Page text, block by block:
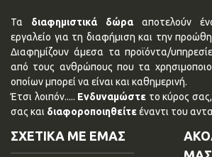
Τα διαφημιστικά δώρα αποτελούν
εργαλείο για τη διαφήμιση και την
Διαφημίζουν άμεσα τα προϊόντα/
από τους ανθρώπους που τα
οποίων μπορεί να είναι και καθημερινή.
Έτσι λοιπόν..... Ενδυναμώστε το κύρος σας,
σας και διαφοροποιηθείτεέναντι του
ΣΧΕΤΙΚΑ ΜΕ ΕΜΑΣ